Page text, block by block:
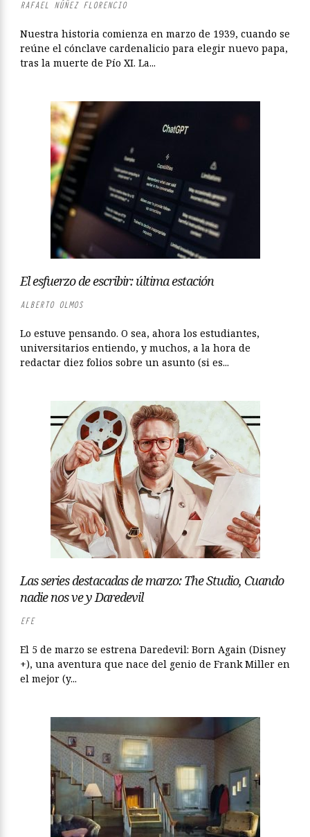
RAFAEL NÚÑEZ FLORENCIO
Nuestra historia comienza en marzo de 1939, cuando se
reúne el cónclave cardenalicio para elegir nuevo papa,
tras la muerte de Pío XI. La...
El esfuerzo de escribir: última estación
ALBERTO OLMOS
Lo estuve pensando. O sea, ahora los estudiantes,
universitarios entiendo, y muchos, a la hora de
redactar diez folios sobre un asunto (si es...
Las series destacadas de marzo: The Studio, Cuando
nadie nos ve y Daredevil
EFE
El 5 de marzo se estrena Daredevil: Born Again (Disney
+), una aventura que nace del genio de Frank Miller en
el mejor (y...